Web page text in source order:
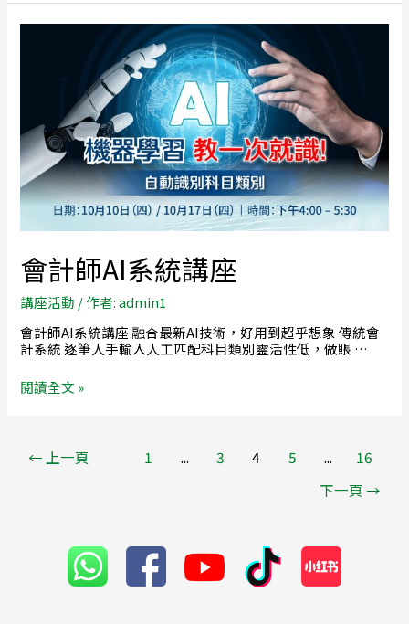
會計師AI系統講座
講座活動 / 作者:admin1
會計師AI系統講座 融合最新AI技術，好用到超乎想象 傳統會
計系統 逐筆人手輸入人工匹配科目類別靈活性低，做賬 …
閱讀全文 »
← 上一頁 1 ... 3 4 5 ...
16
下一頁 →